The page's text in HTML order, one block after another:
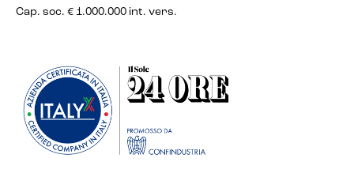
Cap. soc. € 1.000.000 int. vers.